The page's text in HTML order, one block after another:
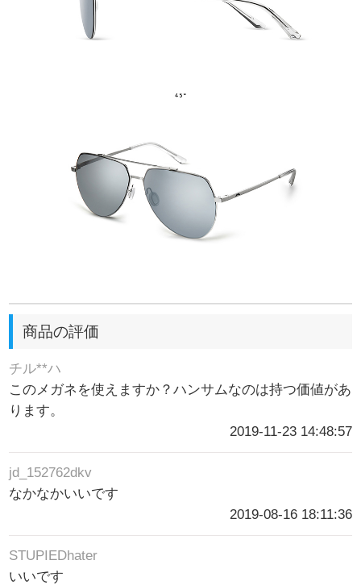
商品の評価
チル**ハ
このメガネを使えますか？ハンサムなのは持つ価値があ
ります。
2019-11-23 14:48:57
jd_152762dkv
なかなかいいです
2019-08-16 18:11:36
STUPIEDhater
いいです